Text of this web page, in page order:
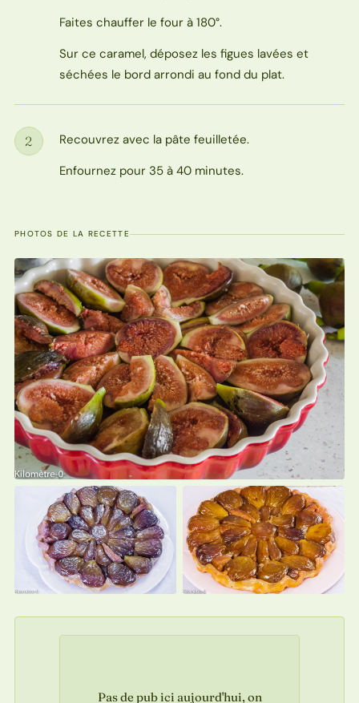
Faites chauffer le four à 180°.
Sur ce caramel, déposez les figues lavées et
séchées le bord arrondi au fond du plat.
Étape
2
Recouvrez avec la pâte feuilletée.
Enfournez pour 35 à 40 minutes.
PHOTOS DE LA RECETTE
Pas de pub ici aujourd'hui, on